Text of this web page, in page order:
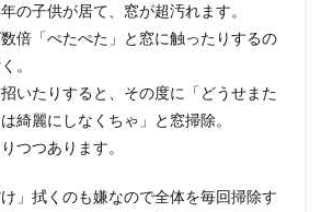
の子供が居て、窓が超汚れます。
倍「ぺたぺた」と窓に触ったりするの
。
いたりすると、その度に「どうせまた
綺麗にしなくちゃ」と窓掃除。
つつあります。
け」拭くのも嫌なので全体を毎回掃除す